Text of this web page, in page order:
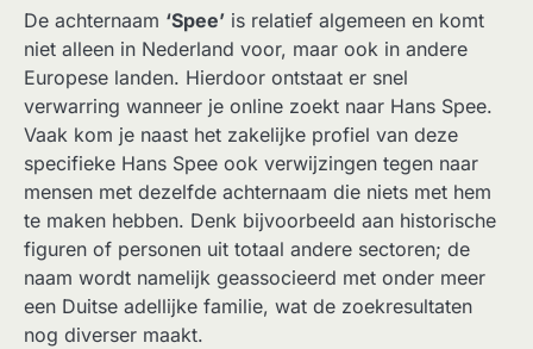
De achternaam ‘Spee’ is relatief algemeen en komt
niet alleen in Nederland voor, maar ook in andere
Europese landen. Hierdoor ontstaat er snel
verwarring wanneer je online zoekt naar Hans Spee.
Vaak kom je naast het zakelijke profiel van deze
specifieke Hans Spee ook verwijzingen tegen naar
mensen met dezelfde achternaam die niets met hem
te maken hebben. Denk bijvoorbeeld aan historische
figuren of personen uit totaal andere sectoren; de
naam wordt namelijk geassocieerd met onder meer
een Duitse adellijke familie, wat de zoekresultaten
nog diverser maakt.